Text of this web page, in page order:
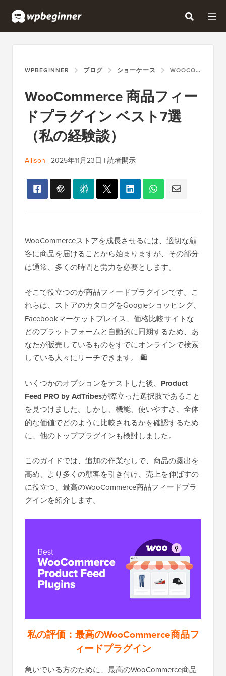
WPBEGINNER ブログ ショーケース WOOCOMMERCE 商品フィードプラグイン ベスト7選（私の経験談）
WooCommerce 商品フィー
ドプラグイン ベスト7選
（私の経験談）
Allison | 2025年11月23日 | 読者開示
WooCommerceストアを成長させるには、適切な顧
客に商品を届けることから始まりますが、その部分
は通常、多くの時間と労力を必要とします。
そこで役立つのが商品フィードプラグインです。こ
れらは、ストアのカタログをGoogleショッピング、
Facebookマーケットプレイス、価格比較サイトな
どのプラットフォームと自動的に同期するため、あ
なたが販売しているものをすでにオンラインで検索
している人々にリーチできます。 🛍️
いくつかのオプションをテストした後、 Product
Feed PRO by AdTribesが際立った選択肢であること
を見つけました。しかし、機能、使いやすさ、全体
的な価値でどのように比較されるかを確認するため
に、他のトッププラグインも検討しました。
このガイドでは、追加の作業なしで、商品の露出を
高め、より多くの顧客を引き付け、売上を伸ばすの
に役立つ、最高のWooCommerce商品フィードプラ
グインを紹介します。
私の評価：最高のWooCommerce商品フ
ィードプラグイン
急いでいる方のために、最高のWooCommerce商品